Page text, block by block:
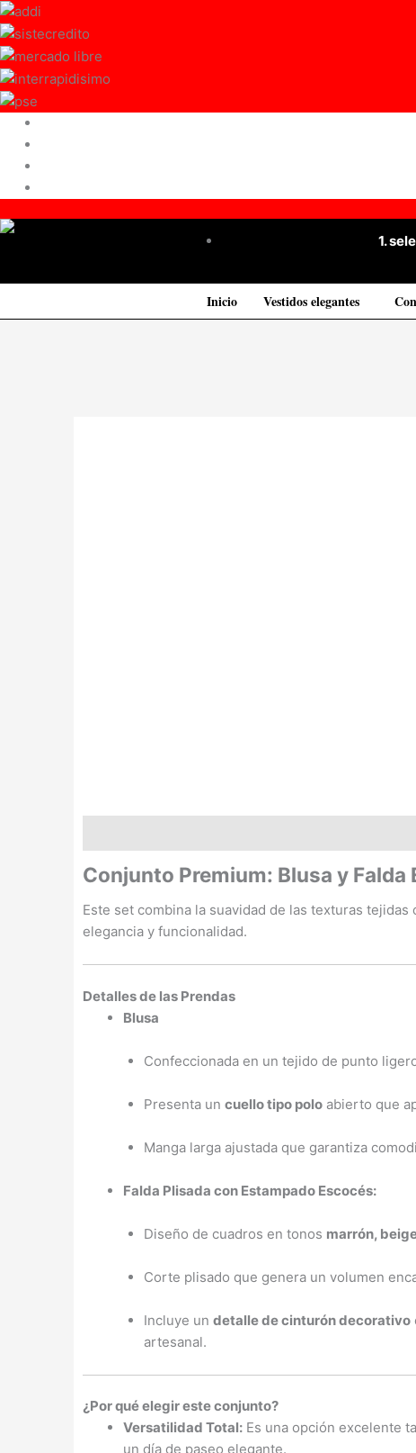
Ir
al
contenido
1.
Inicio Vestidos elegantes
Conjunto Premium: Blusa y Falda
Este set combina la suavidad de las texturas
elegancia y funcionalidad.
Detalles de las Prendas
Blusa
Confeccionada en un tejido de punto
Presenta un cuello tipo poloabierto que
Manga larga ajustada que garantiza
Falda Plisada con Estampado Escocés:
Diseño de cuadros en tonos marrón,
Corte plisado que genera un volumen
Incluye un detalle de cinturón decorativo
artesanal.
¿Por qué elegir este conjunto?
Versatilidad Total: Es una opción excelente
un día de paseo elegante.